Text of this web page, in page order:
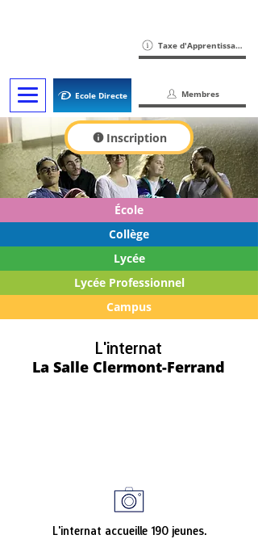
Ecole Directe
Taxe d'Apprentissage
Membres
Inscription
École
Collège
Lycée
Lycée Professionnel
Campus
L'internat
La Salle Clermont-Ferrand
L'internat accueille 190 jeunes.